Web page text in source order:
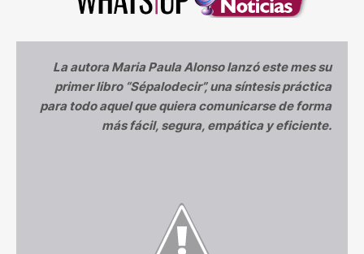
La autora Maria Paula Alonso lanzó este mes su
primer libro “Sépalodecir”, una síntesis práctica
para todo aquel que quiera comunicarse de forma
más fácil, segura, empática y eficiente.